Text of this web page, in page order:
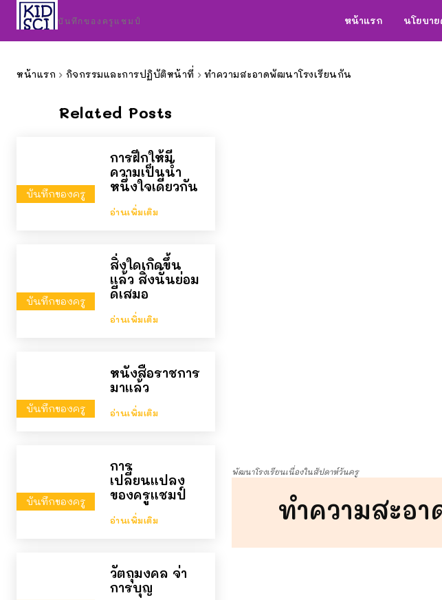
บันทึกของครูแชมป์ หน้าแรก นโยบา
หน้าแรก กิจกรรมและการปฏิบัติหน้าที่ ทำความสะอาดพัฒนาโรงเรียนกัน
Related Posts
บันทึกของครู
การฝึกให้มี
ความเป็นน้ำ
หนึ่งใจเดียวกัน
อ่านเพิ่มเติม
บันทึกของครู
สิ่งใดเกิดขึ้น
แล้ว สิ่งนั้นย่อม
ดีเสมอ
อ่านเพิ่มเติม
บันทึกของครู
หนังสือราชการ
มาแล้ว
อ่านเพิ่มเติม
บันทึกของครู
การ
เปลี่ยนแปลง
ของครูแชมป์
อ่านเพิ่มเติม
วัตถุมงคล จ่า
การบุญ
พัฒนาโรงเรียนเนื่องในสัปดาห์วันครู
ทำความสะอ